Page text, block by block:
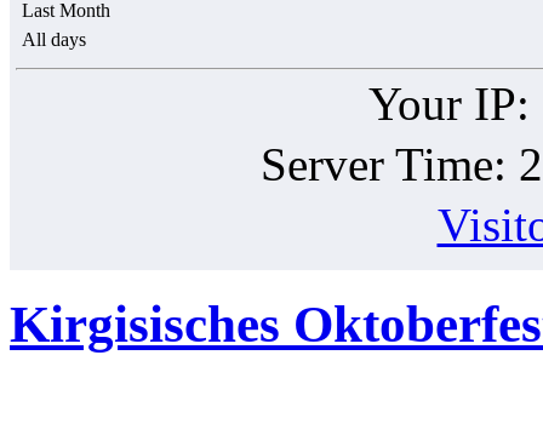
Last Month
All days
Your IP:
Server Time:
Kirgisisches